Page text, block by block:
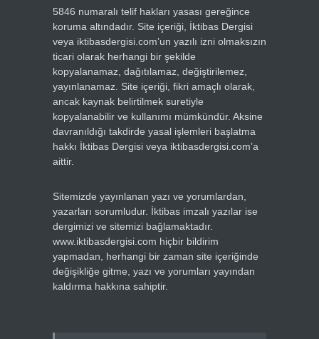
5846 numaralı telif hakları yasası gereğince
koruma altındadır. Site içeriği, İktibas Dergisi
veya iktibasdergisi.com’un yazılı izni olmaksızın
ticari olarak herhangi bir şekilde
kopyalanamaz, dağıtılamaz, değiştirilemez,
yayınlanamaz. Site içeriği, fikri amaçlı olarak,
ancak kaynak belirtilmek suretiyle
kopyalanabilir ve kullanımı mümkündür. Aksine
davranıldığı takdirde yasal işlemleri başlatma
hakkı İktibas Dergisi veya iktibasdergisi.com’a
aittir.
Sitemizde yayınlanan yazı ve yorumlardan,
yazarları sorumludur. İktibas imzalı yazılar ise
dergimizi ve sitemizi bağlamaktadır.
www.iktibasdergisi.com hiçbir bildirim
yapmadan, herhangi bir zaman site içeriğinde
değişikliğe gitme, yazı ve yorumları yayından
kaldırma hakkına sahiptir.